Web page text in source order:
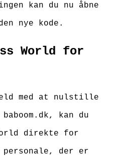
kan du nu åbne
nye kode.
World for
med at nulstille
kan du
direkte for
personale, der er